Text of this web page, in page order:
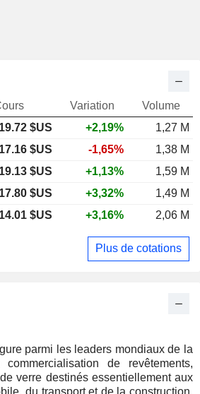
parmi les leaders mondiaux de la
de revêtements,
verre destinés essentiellement aux
du transport et de la construction.
Variation
Volume
$US +2,19%
1,27 M
$US -1,65%
1,38 M
$US +1,13%
1,59 M
$US +3,32%
1,49 M
$US +3,16% 2,06 M
Plus de cotations